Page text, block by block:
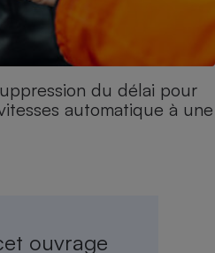
du délai pour
automatique à une
ouvrage